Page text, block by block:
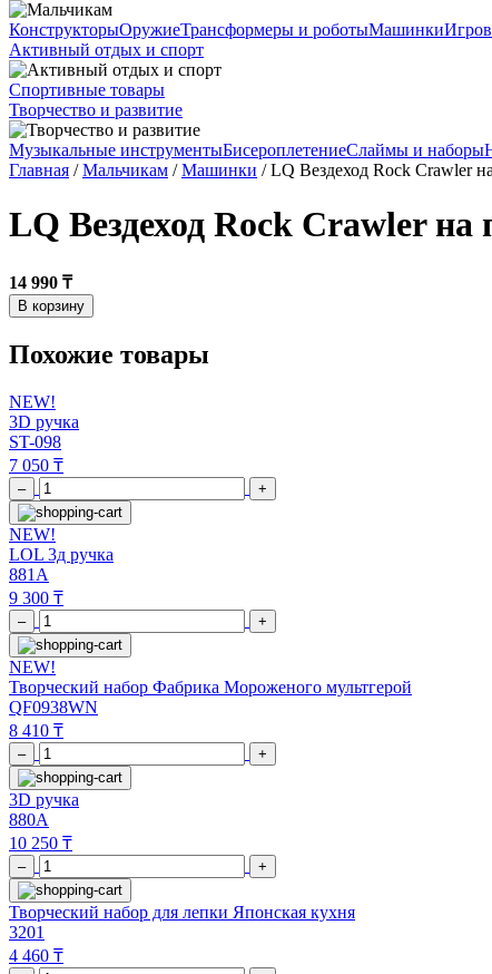
КонструкторыОружиеТрансформеры и роботыМашинки
Активный отдых и спорт
Спортивные товары
Творчество и развитие
Музыкальные инструментыБисероплетениеСлаймы и наборы
Главная /Мальчикам /Машинки / LQ Вездеход Rock Crawler
LQ Вездеход Rock Crawler на
14 990 ₸
В корзину
Похожие товары
NEW!
3D ручка
ST-098
7 050 ₸
– +
NEW!
LOL 3д ручка
881A
9 300 ₸
– +
NEW!
Творческий набор Фабрика Мороженого мультгерой
QF0938WN
8 410 ₸
– +
3D ручка
880A
10 250 ₸
– +
Творческий набор для лепки Японская кухня
3201
4 460 ₸